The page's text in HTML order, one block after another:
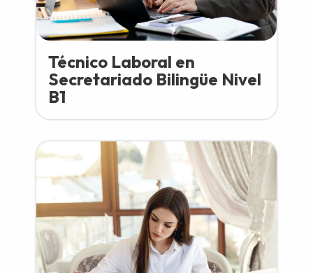
Técnico Laboral en
Secretariado Bilingüe Nivel
B1